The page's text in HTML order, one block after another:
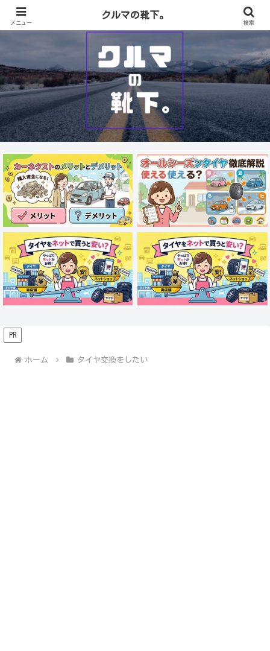
PR
ホーム タイヤ交換をしたい
メニュー
クルマの靴下。
検索